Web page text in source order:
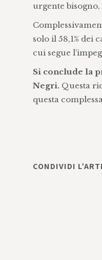
urgente
solo il 58,1% dei
cui segue
Si conclude la
Negri. Questa
questa
CONDIVIDI